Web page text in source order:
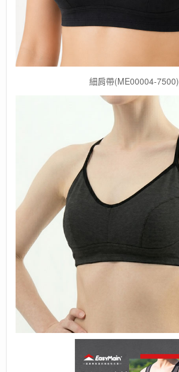
細肩帶(ME00004-7500)